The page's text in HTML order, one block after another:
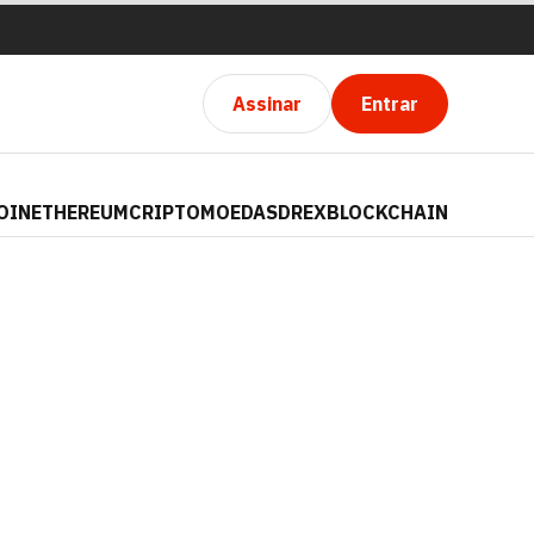
Assinar Entrar
ETHEREUMCRIPTOMOEDASDREXBLOCKCHAIN